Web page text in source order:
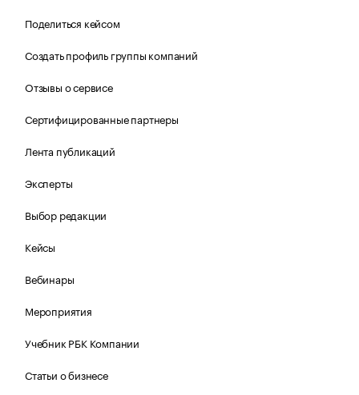
Поделиться кейсом
Создать профиль группы компаний
Отзывы о сервисе
Сертифицированные партнеры
Лента публикаций
Эксперты
Выбор редакции
Кейсы
Вебинары
Мероприятия
Учебник РБК Компании
Статьи о бизнесе